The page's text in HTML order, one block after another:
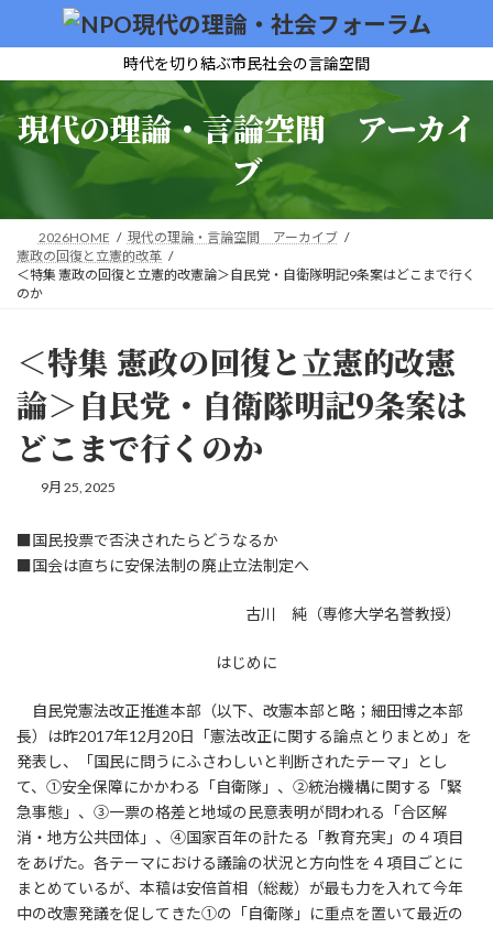
ン
へ
ー
ョ
時代を切り結ぶ市民社会の言論空間
現代の理論・言論空間 アーカイ
ブ
2026HOME
現代の理論・言論空間 アーカイブ
憲政の回復と立憲的改革
＜特集 憲政の回復と立憲的改憲論＞自民党・自衛隊明記9条案はどこまで行く
のか
＜特集 憲政の回復と立憲的改憲
論＞自民党・自衛隊明記9条案は
どこまで行くのか
9月 25, 2025
■国民投票で否決されたらどうなるか
■国会は直ちに安保法制の廃止立法制定へ
古川 純（専修大学名誉教授）
はじめに
自民党憲法改正推進本部（以下、改憲本部と略；細田博之本部
長）は昨2017年12月20日「憲法改正に関する論点とりまとめ」を
発表し、「国民に問うにふさわしいと判断されたテーマ」とし
て、①安全保障にかかわる「自衛隊」、②統治機構に関する「緊
急事態」、③一票の格差と地域の民意表明が問われる「合区解
消・地方公共団体」、④国家百年の計たる「教育充実」の４項目
をあげた。各テーマにおける議論の状況と方向性を４項目ごとに
まとめているが、本稿は安倍首相（総裁）が最も力を入れて今年
中の改憲発議を促してきた①の「自衛隊」に重点を置いて最近の